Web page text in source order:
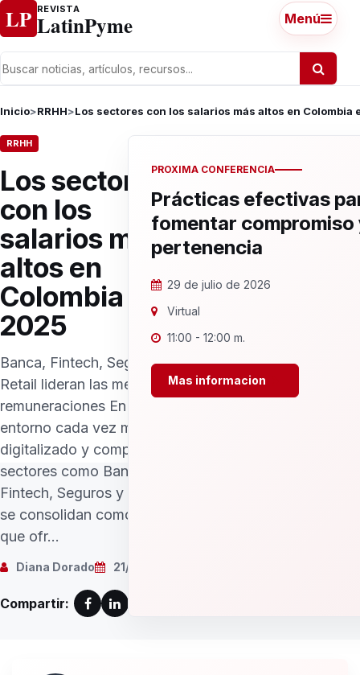
Ir al contenido
LP REVISTA
LatinPyme Menú
Inicio>RRHH>Los sectores con los salarios más altos en Colombia
RRHH
Los sectores
con los
salarios más
altos en
Colombia en
2025
Banca, Fintech, Seguros y
Retail lideran las mejores
remuneraciones En un
entorno cada vez más
digitalizado y competitivo,
sectores como Banca,
Fintech, Seguros y Retail
se consolidan como los
que ofr...
Diana Dorado 21/03/2025
Compartir:
PROXIMA CONFERENCIA
Prácticas efectivas
fomentar compromiso
pertenencia
29 de julio de 2026
Virtual
11:00 - 12:00 m.
Mas informacion